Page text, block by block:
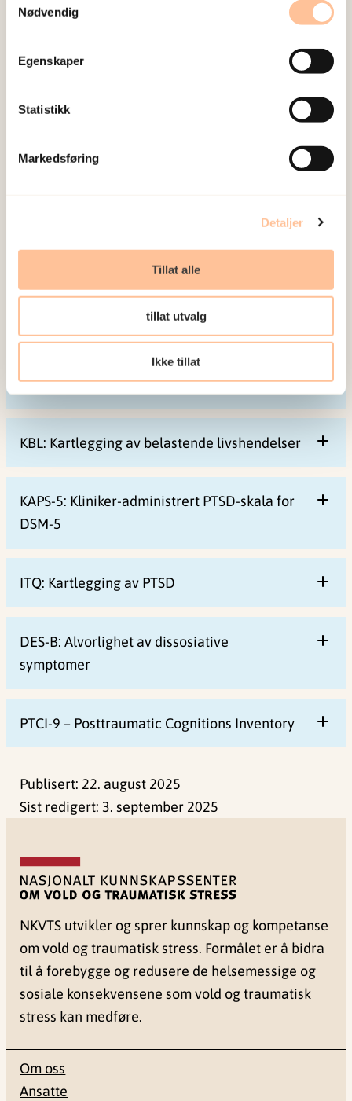
Nødvendig
Egenskaper
Statistikk
Markedsføring
Detaljer
Tillat alle
tillat utvalg
Ikke tillat
FORCE-index: Systematisk måling av
arbeidsrelaterte risikofaktorer og
beskyttende forhold under helsekriser
KBL: Kartlegging av belastende livshendelser
KAPS-5: Kliniker-administrert PTSD-skala for
DSM-5
ITQ: Kartlegging av PTSD
DES-B: Alvorlighet av dissosiative
symptomer
PTCI-9 – Posttraumatic Cognitions Inventory
Publisert: 22. august 2025
Sist redigert: 3. september 2025
NKVTS utvikler og sprer kunnskap og kompetanse
om vold og traumatisk stress. Formålet er å bidra
til å forebygge og redusere de helsemessige og
sosiale konsekvensene som vold og traumatisk
stress kan medføre.
Om oss
Ansatte